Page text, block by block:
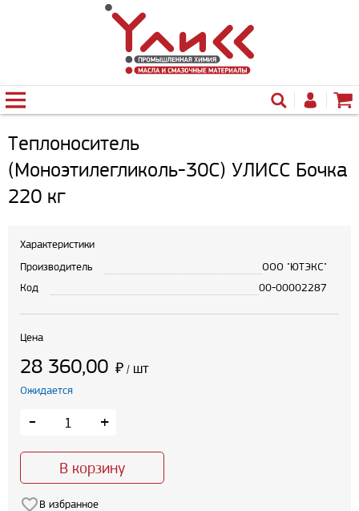
Теплоноситель
(Моноэтилегликоль-30С) УЛИСС Бочка
220 кг
Характеристики
Производитель
ООО "ЮТЭКС"
Код
00-00002287
Цена
28 360,00 ₽ / шт
Ожидается
- +
В корзину
В избранное